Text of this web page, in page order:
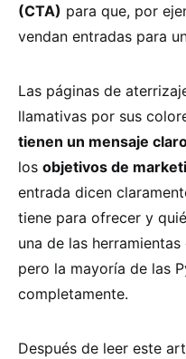
(CTA) para que, por
vendan entradas para
Las páginas de
llamativas por sus
tienen un mensaje
los objetivos de
entrada dicen
tiene para ofrecer y
una de las
pero la mayoría de las
completamente.
Después de leer este